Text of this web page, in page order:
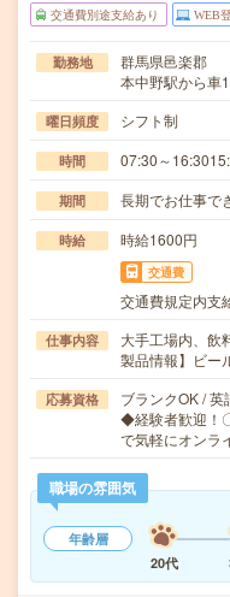
交通費別途支給あり WEB
勤務地
群馬県邑楽郡
本中野駅から車
曜日頻度 シフト制
時間 07:30～
期間 長期でお仕事で
時給 時給1600円
交通費
交通費規定内支
仕事内容
大手工場内、飲
製品情報】ビ
応募資格
ブランクOK / 英
◆経験者歓迎！
で気軽にオン
職場の雰囲気
年齢層
20代